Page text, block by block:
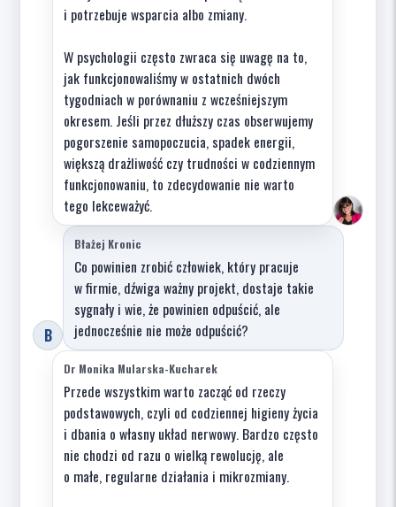
i potrzebuje wsparcia albo zmiany.
W psychologii często zwraca się uwagę na to,
jak funkcjonowaliśmy w ostatnich dwóch
tygodniach w porównaniu z wcześniejszym
okresem. Jeśli przez dłuższy czas obserwujemy
pogorszenie samopoczucia, spadek energii,
większą drażliwość czy trudności w codziennym
funkcjonowaniu, to zdecydowanie nie warto
tego lekceważyć.
B
Błażej Kronic
Co powinien zrobić człowiek, który pracuje
w firmie, dźwiga ważny projekt, dostaje takie
sygnały i wie, że powinien odpuścić, ale
jednocześnie nie może odpuścić?
Dr Monika Mularska-Kucharek
Przede wszystkim warto zacząć od rzeczy
podstawowych, czyli od codziennej higieny życia
i dbania o własny układ nerwowy. Bardzo często
nie chodzi od razu o wielką rewolucję, ale
o małe, regularne działania i mikrozmiany.